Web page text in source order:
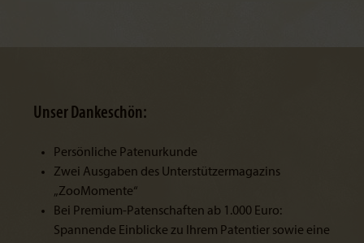
Unser Dankeschön:
Persönliche Patenurkunde
Zwei Ausgaben des Unterstützermagazins
„ZooMomente“
Bei Premium-Patenschaften ab 1.000 Euro:
Spannende Einblicke zu Ihrem Patentier sowie eine